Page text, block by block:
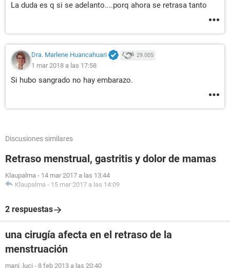
La duda es q si se adelanto....porq ahora se retrasa tanto
Dra. Marlene Huancahuari 29.005
1 mar 2018 a las 17:58
Si hubo sangrado no hay embarazo.
Discusiones similares
Retraso menstrual, gastritis y dolor de mamas
Klaupalma - 14 mar 2017 a las 13:44
Klaupalma - 15 mar 2017 a las 14:09
2 respuestas
una cirugía afecta en el retraso de la
menstruación
mani_luci - 8 feb 2013 a las 20:40